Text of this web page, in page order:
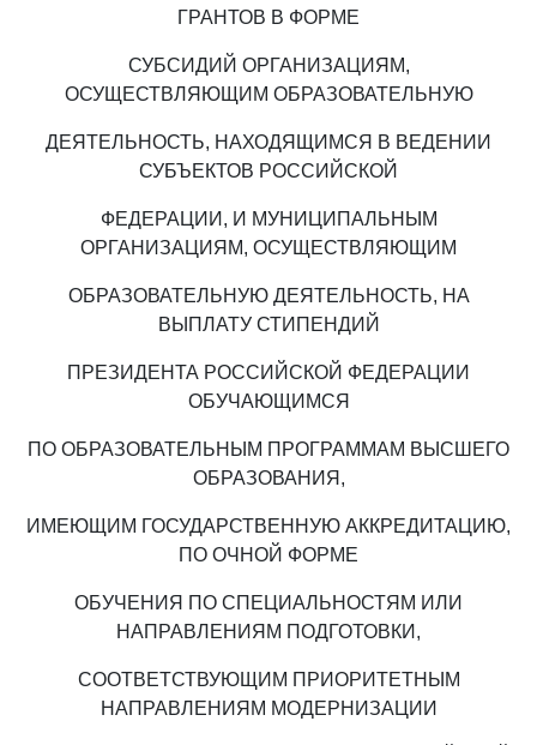
ГРАНТОВ В ФОРМЕ
СУБСИДИЙ ОРГАНИЗАЦИЯМ,
ОСУЩЕСТВЛЯЮЩИМ ОБРАЗОВАТЕЛЬНУЮ
ДЕЯТЕЛЬНОСТЬ, НАХОДЯЩИМСЯ В ВЕДЕНИИ
СУБЪЕКТОВ РОССИЙСКОЙ
ФЕДЕРАЦИИ, И МУНИЦИПАЛЬНЫМ
ОРГАНИЗАЦИЯМ, ОСУЩЕСТВЛЯЮЩИМ
ОБРАЗОВАТЕЛЬНУЮ ДЕЯТЕЛЬНОСТЬ, НА
ВЫПЛАТУ СТИПЕНДИЙ
ПРЕЗИДЕНТА РОССИЙСКОЙ ФЕДЕРАЦИИ
ОБУЧАЮЩИМСЯ
ПО ОБРАЗОВАТЕЛЬНЫМ ПРОГРАММАМ ВЫСШЕГО
ОБРАЗОВАНИЯ,
ИМЕЮЩИМ ГОСУДАРСТВЕННУЮ АККРЕДИТАЦИЮ,
ПО ОЧНОЙ ФОРМЕ
ОБУЧЕНИЯ ПО СПЕЦИАЛЬНОСТЯМ ИЛИ
НАПРАВЛЕНИЯМ ПОДГОТОВКИ,
СООТВЕТСТВУЮЩИМ ПРИОРИТЕТНЫМ
НАПРАВЛЕНИЯМ МОДЕРНИЗАЦИИ